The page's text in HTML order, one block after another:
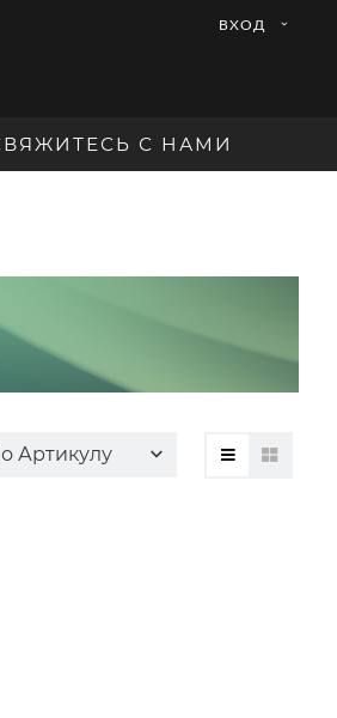
ВХОД
С НАМИ
Артикулу